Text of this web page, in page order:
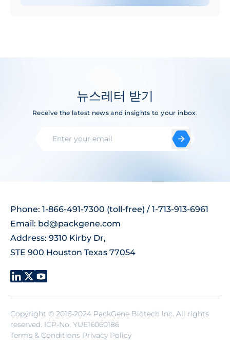
뉴스레터 받기
Receive the latest news and insights to your inbox.
Phone: 1-866-491-7300 (toll-free) / 1-713-913-6961
Email: bd@packgene.com
Address: 9310 Kirby Dr,
STE 900 Houston Texas 77054
Copyright © 2016-2024 PackGene Biotech lnc. All rights
reserved. ICP-No. YUE16060186
Terms & Conditions Privacy Policy